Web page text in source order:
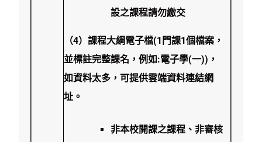
設之課程請勿繳交
（4）課程大綱電子檔(1門課1個檔案，
並標註完整課名，例如:電子學(一))，
如資料太多，可提供雲端資料連結網
址。
非本校開課之課程、非審核